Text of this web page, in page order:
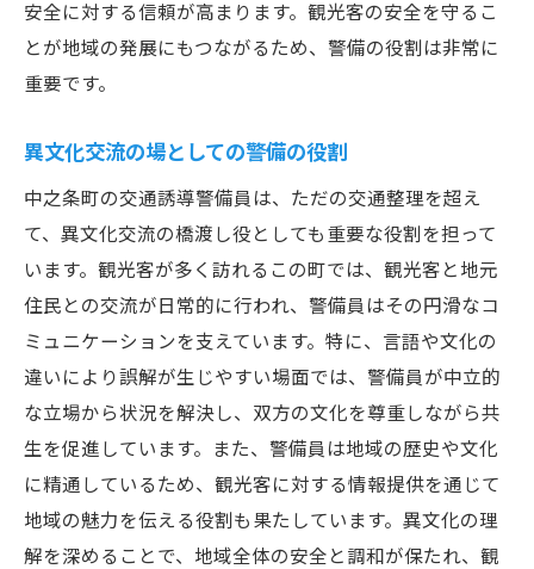
安全に対する信頼が高まります。観光客の安全を守るこ
とが地域の発展にもつながるため、警備の役割は非常に
重要です。
異文化交流の場としての警備の役割
中之条町の交通誘導警備員は、ただの交通整理を超え
て、異文化交流の橋渡し役としても重要な役割を担って
います。観光客が多く訪れるこの町では、観光客と地元
住民との交流が日常的に行われ、警備員はその円滑なコ
ミュニケーションを支えています。特に、言語や文化の
違いにより誤解が生じやすい場面では、警備員が中立的
な立場から状況を解決し、双方の文化を尊重しながら共
生を促進しています。また、警備員は地域の歴史や文化
に精通しているため、観光客に対する情報提供を通じて
地域の魅力を伝える役割も果たしています。異文化の理
解を深めることで、地域全体の安全と調和が保たれ、観